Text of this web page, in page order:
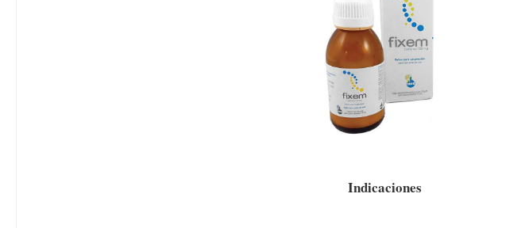
Indicaciones